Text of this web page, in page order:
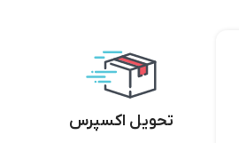
تحویل اکسپرس